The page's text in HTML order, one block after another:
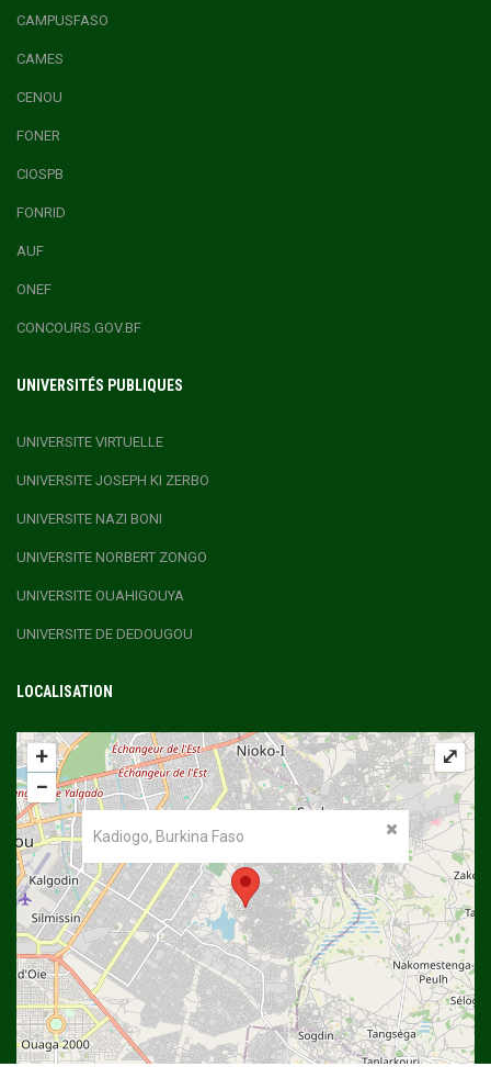
CAMPUSFASO
CAMES
CENOU
FONER
CIOSPB
FONRID
AUF
ONEF
CONCOURS.GOV.BF
UNIVERSITÉS PUBLIQUES
UNIVERSITE VIRTUELLE
UNIVERSITE JOSEPH KI ZERBO
UNIVERSITE NAZI BONI
UNIVERSITE NORBERT ZONGO
UNIVERSITE OUAHIGOUYA
UNIVERSITE DE DEDOUGOU
LOCALISATION
Kadiogo, Burkina Faso
+
−
⤢